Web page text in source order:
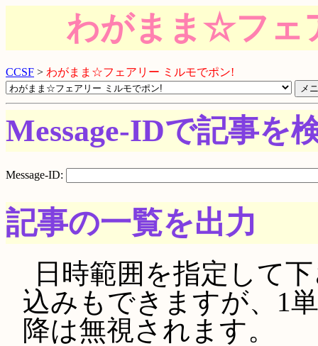
わがまま☆フェ
CCSF > わがまま☆フェアリー ミルモでポン!
Message-IDで記事を
Message-ID:
記事の一覧を出力
日時範囲を指定して
込みもできますが、1
降は無視されます。